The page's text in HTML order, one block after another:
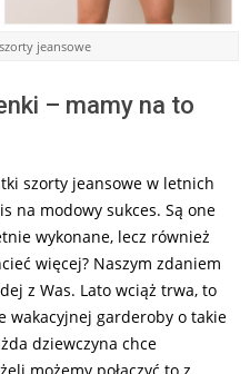
jeansowe
– mamy na to
szorty jeansowe w letnich
na modowy sukces. Są one
wykonane, lecz również
więcej? Naszym zdaniem
z Was. Lato wciąż trwa, to
wakacyjnej garderoby o takie
dziewczyna chce